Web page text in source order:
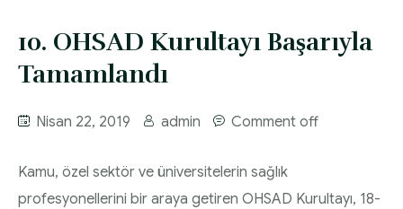
10. OHSAD Kurultayı Başarıyla
Tamamlandı
Nisan 22, 2019 admin Comment off
Kamu, özel sektör ve üniversitelerin sağlık
profesyonellerini bir araya getiren OHSAD Kurultayı, 18-